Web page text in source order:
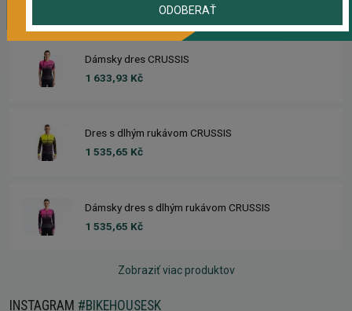
Dámsky dres CRUSSIS
1 633,93 Kč
Dres s dlhým rukávom CRUSSIS
1 535,65 Kč
Dámsky dres s dlhým rukávom CRUSSIS
1 535,65 Kč
Zobraziť viac produktov
INSTAGRAM #BIKEHOUSESK
ODOBERAŤ